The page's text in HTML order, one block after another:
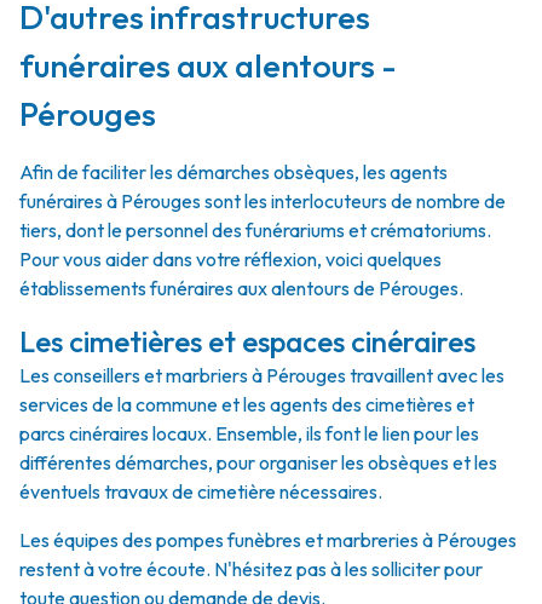
D'autres infrastructures
funéraires aux alentours -
Pérouges
Afin de faciliter les démarches obsèques, les agents
funéraires à Pérouges sont les interlocuteurs de nombre de
tiers, dont le personnel des funérariums et crématoriums.
Pour vous aider dans votre réflexion, voici quelques
établissements funéraires aux alentours de Pérouges.
Les cimetières et espaces cinéraires
Les conseillers et marbriers à Pérouges travaillent avec les
services de la commune et les agents des cimetières et
parcs cinéraires locaux. Ensemble, ils font le lien pour les
différentes démarches, pour organiser les obsèques et les
éventuels travaux de cimetière nécessaires.
Les équipes des pompes funèbres et marbreries à Pérouges
restent à votre écoute. N'hésitez pas à les solliciter pour
toute question ou demande de devis.